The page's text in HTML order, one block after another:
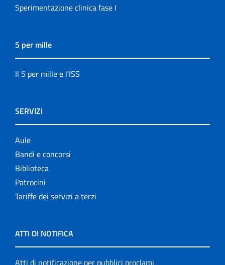
Sperimentazione clinica fase I
5 per mille
Il 5 per mille e l'ISS
SERVIZI
Aule
Bandi e concorsi
Biblioteca
Patrocini
Tariffe dei servizi a terzi
ATTI DI NOTIFICA
Atti di notificazione per pubblici proclami